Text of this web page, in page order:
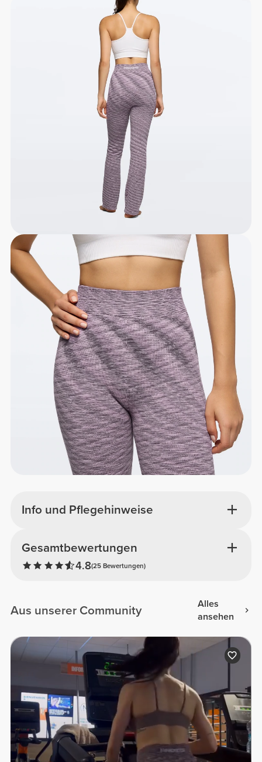
Info und Pflegehinweise
Gesamtbewertungen
4.8(25 Bewertungen)
Aus unserer Community
Alles
ansehen